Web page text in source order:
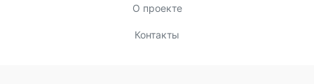
О проекте
Контакты